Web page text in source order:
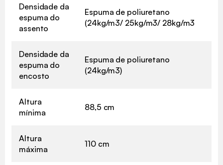
Densidade da
espuma do
assento
Espuma de poliuretano
(24kg/m3/ 25kg/m3/ 28kg/m3
Densidade da
espuma do
encosto
Espuma de poliuretano
(24kg/m3)
Altura
mínima
88,5 cm
Altura
máxima
110 cm